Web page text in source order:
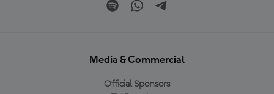
Media & Commercial
Official Sponsors